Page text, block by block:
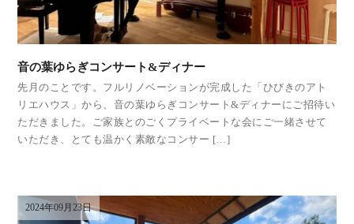
音の葉ゆらぎコンサート&ディナー
先月のことです。フルリノベーションが完成した「ひびきのアト
リエハウス」から、音の葉ゆらぎコンサート&ディナーにご招待い
ただきました。ご家族とのごくプライベートな会にご一緒させて
いただき、とても温かく素敵なコンサー […]
2024年09月23日